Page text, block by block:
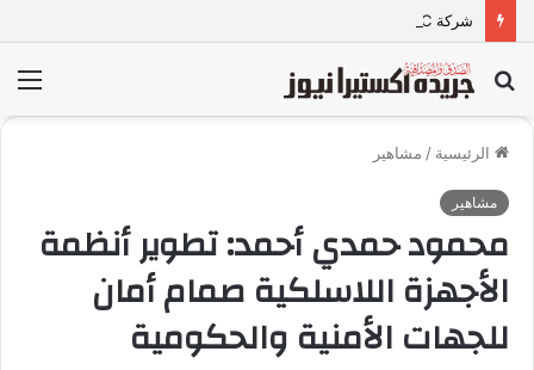
بحث
عن
الرئيسية / مشاهير
مشاهير
محمود حمدي أحمد: تطوير أنظمة
الأجهزة اللاسلكية صمام أمان
للجهات الأمنية والحكومية